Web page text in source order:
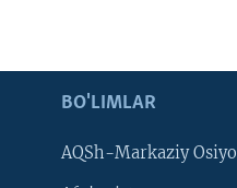
BO'LIMLAR
AQSh-Markaziy Osiyo